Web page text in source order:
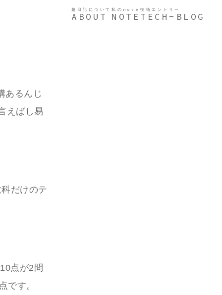
超日記について
ABOUT
私のnote
NOTE
技術エントリー
TECH-BLOG
あるんじ
えばし易
だけのテ
点が2問
です。